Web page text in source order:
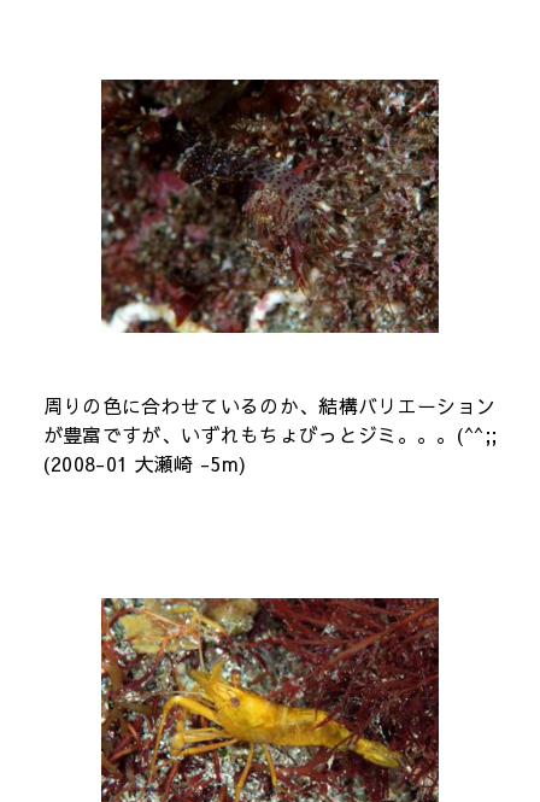
周りの色に合わせているのか、結構バリエーション
が豊富ですが、いずれもちょびっとジミ。。。(^^;;
(2008-01 大瀬崎 -5m)